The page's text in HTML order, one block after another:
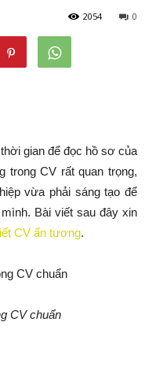
0
2054
gian để đọc hồ sơ của
trong CV rất quan trọng,
vừa phải sáng tạo để
Bài viết sau đây xin
CV ấn tượng.
CV chuẩn